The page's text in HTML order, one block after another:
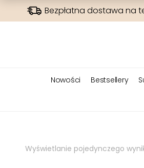
Bezpłatna dostawa na
Nowości Bestsellery
Wyświetlanie pojedynczego